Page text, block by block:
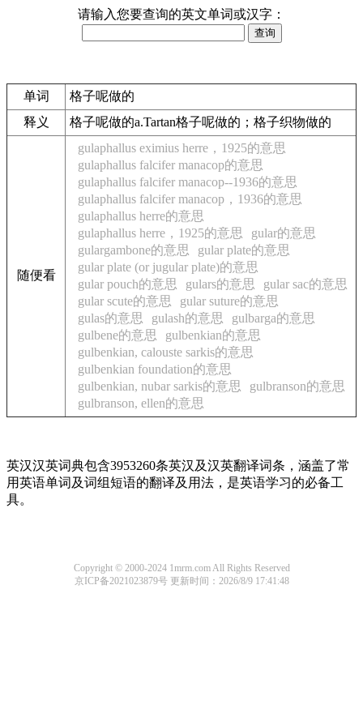
请输入您要查询的英文单词或汉字：
单词
格子呢做的
释义
格子呢做的a.Tartan格子呢做的；格子织物做的
随便看
gulaphallus eximius herre，1925的意思
gulaphallus falcifer manacop的意思
gulaphallus falcifer manacop--1936的意思
gulaphallus falcifer manacop，1936的意思
gulaphallus herre的意思
gulaphallus herre，1925的意思
gular的意思
gulargambone的意思
gular plate的意思
gular plate (or jugular plate)的意思
gular pouch的意思
gulars的意思
gular sac的意思
gular scute的意思
gular suture的意思
gulas的意思
gulash的意思
gulbarga的意思
gulbene的意思
gulbenkian的意思
gulbenkian, calouste sarkis的意思
gulbenkian foundation的意思
gulbenkian, nubar sarkis的意思
gulbranson的意思
gulbranson, ellen的意思
英汉汉英词典包含3953260条英汉及汉英翻译词条，涵盖了常
用英语单词及词组短语的翻译及用法，是英语学习的必备工
具。
Copyright © 2000-2024 1mrm.com All Rights Reserved
京ICP备2021023879号 更新时间：2026/8/9 17:41:48